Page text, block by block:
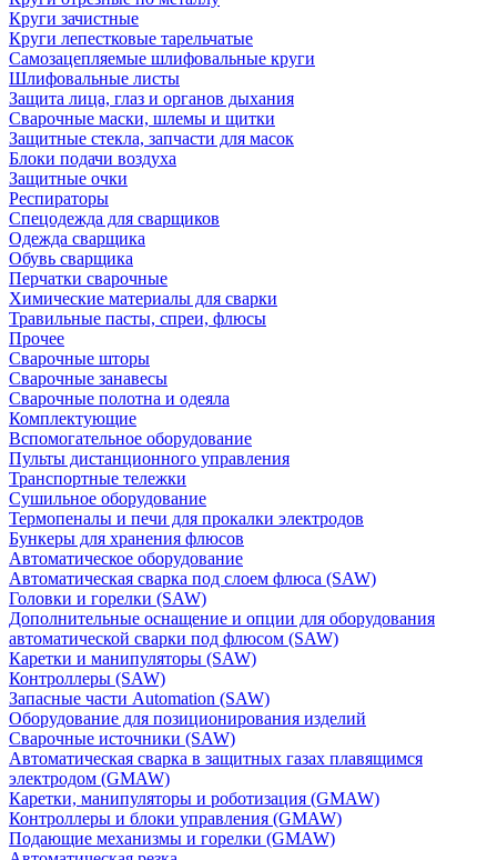
Круги зачистные
Круги лепестковые тарельчатые
Самозацепляемые шлифовальные круги
Шлифовальные листы
Защита лица, глаз и органов дыхания
Сварочные маски, шлемы и щитки
Защитные стекла, запчасти для масок
Блоки подачи воздуха
Защитные очки
Респираторы
Спецодежда для сварщиков
Одежда сварщика
Обувь сварщика
Перчатки сварочные
Химические материалы для сварки
Травильные пасты, спреи, флюсы
Прочее
Сварочные шторы
Сварочные занавесы
Сварочные полотна и одеяла
Комплектующие
Вспомогательное оборудование
Пульты дистанционного управления
Транспортные тележки
Сушильное оборудование
Термопеналы и печи для прокалки электродов
Бункеры для хранения флюсов
Автоматическое оборудование
Автоматическая сварка под слоем флюса (SAW)
Головки и горелки (SAW)
Дополнительные оснащение и опции для оборудования
автоматической сварки под флюсом (SAW)
Каретки и манипуляторы (SAW)
Контроллеры (SAW)
Запасные части Automation (SAW)
Оборудование для позиционирования изделий
Сварочные источники (SAW)
Автоматическая сварка в защитных газах плавящимся
электродом (GMAW)
Каретки, манипуляторы и роботизация (GMAW)
Контроллеры и блоки управления (GMAW)
Подающие механизмы и горелки (GMAW)